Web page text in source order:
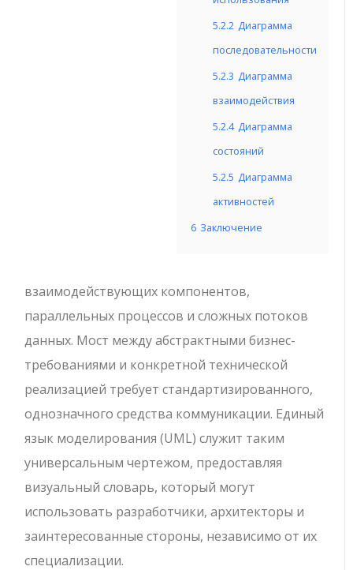
5.2.2 Диаграмма
последовательности
5.2.3 Диаграмма
взаимодействия
5.2.4 Диаграмма
состояний
5.2.5 Диаграмма
активностей
6 Заключение
взаимодействующих компонентов,
параллельных процессов и сложных потоков
данных. Мост между абстрактными бизнес-
требованиями и конкретной технической
реализацией требует стандартизированного,
однозначного средства коммуникации. Единый
язык моделирования (UML) служит таким
универсальным чертежом, предоставляя
визуальный словарь, который могут
использовать разработчики, архитекторы и
заинтересованные стороны, независимо от их
специализации.